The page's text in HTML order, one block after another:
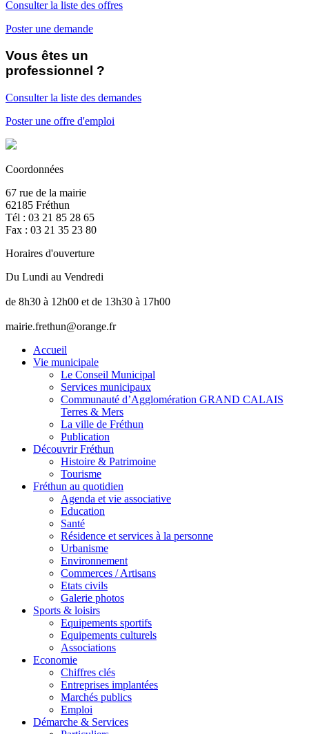
Consulter la liste des offres
Poster une demande
Vous êtes un
professionnel ?
Consulter la liste des demandes
Poster une offre d'emploi
Coordonnées
67 rue de la mairie
62185 Fréthun
Tél : 03 21 85 28 65
Fax : 03 21 35 23 80
Horaires d'ouverture
Du Lundi au Vendredi
de 8h30 à 12h00 et de 13h30 à 17h00
mairie.frethun@orange.fr
Accueil
Vie municipale
Le Conseil Municipal
Services municipaux
Communauté d’Agglomération GRAND CALAIS
Terres & Mers
La ville de Fréthun
Publication
Découvrir Fréthun
Histoire & Patrimoine
Tourisme
Fréthun au quotidien
Agenda et vie associative
Education
Santé
Résidence et services à la personne
Urbanisme
Environnement
Commerces / Artisans
Etats civils
Galerie photos
Sports & loisirs
Equipements sportifs
Equipements culturels
Associations
Economie
Chiffres clés
Entreprises implantées
Marchés publics
Emploi
Démarche & Services